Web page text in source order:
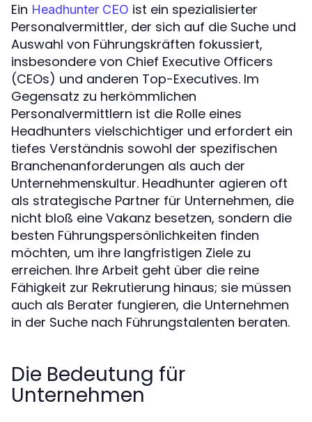
Ein Headhunter CEO ist ein spezialisierter
Personalvermittler, der sich auf die Suche und
Auswahl von Führungskräften fokussiert,
insbesondere von Chief Executive Officers
(CEOs) und anderen Top-Executives. Im
Gegensatz zu herkömmlichen
Personalvermittlern ist die Rolle eines
Headhunters vielschichtiger und erfordert ein
tiefes Verständnis sowohl der spezifischen
Branchenanforderungen als auch der
Unternehmenskultur. Headhunter agieren oft
als strategische Partner für Unternehmen, die
nicht bloß eine Vakanz besetzen, sondern die
besten Führungspersönlichkeiten finden
möchten, um ihre langfristigen Ziele zu
erreichen. Ihre Arbeit geht über die reine
Fähigkeit zur Rekrutierung hinaus; sie müssen
auch als Berater fungieren, die Unternehmen
in der Suche nach Führungstalenten beraten.
Die Bedeutung für
Unternehmen